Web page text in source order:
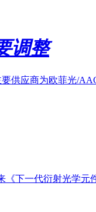
调整
供应商为欧菲光/
下一代衍射光学